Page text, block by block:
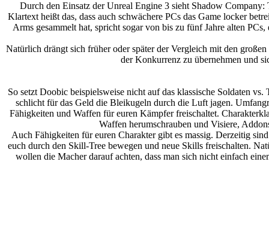
Durch den Einsatz der Unreal Engine 3 sieht Shadow
Klartext heißt das, dass auch schwächere PCs das Game locker
Arms gesammelt hat, spricht sogar von bis zu fünf Jahre alten
Natürlich drängt sich früher oder später der Vergleich mit den
der Konkurrenz zu übernehmen und
So setzt Doobic beispielsweise nicht auf das klassische Soldaten
schlicht für das Geld die Bleikugeln durch die Luft jagen.
Fähigkeiten und Waffen für euren Kämpfer freischaltet.
Waffen herumschrauben und Visiere,
Auch Fähigkeiten für euren Charakter gibt es massig. Derzeitig
euch durch den Skill-Tree bewegen und neue Skills freischalten.
wollen die Macher darauf achten, dass man sich nicht einfach